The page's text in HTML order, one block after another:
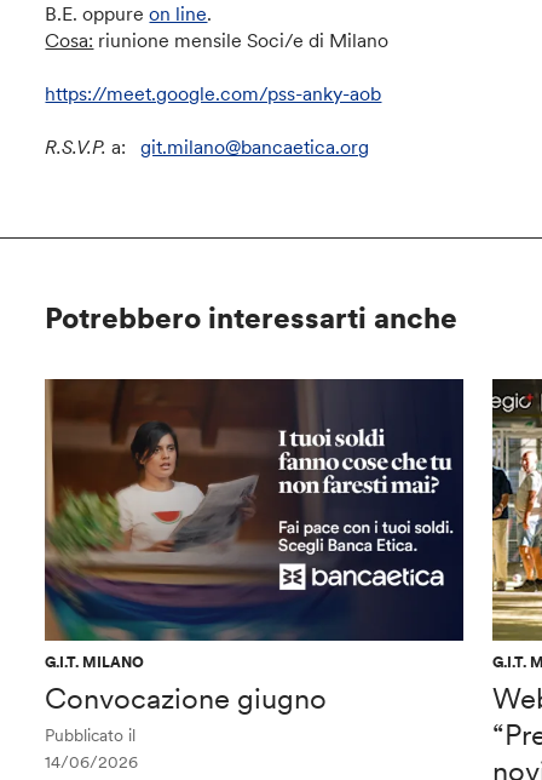
B.E. oppureon line.
Cosa: riunione mensile Soci/e di Milano
https://meet.google.com/pss-anky-aob
R.S.V.P. a:git.milano@bancaetica.org
Potrebbero interessarti anche
G.I.T. MILANO
Convocazione giugno
Pubblicato il
14/06/2026
G.I.T.